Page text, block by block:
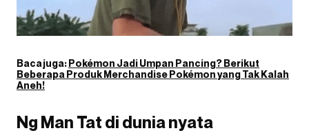
Baca juga:Pokémon Jadi Umpan Pancing? Berikut
Beberapa Produk Merchandise Pokémon yang Tak Kalah
Aneh!
Ng Man Tat di dunia nyata